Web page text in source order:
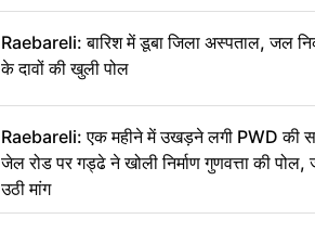
Raebareli: बारिश में डूबा जिला अस्पताल, जल
के दावों की खुली पोल
Raebareli: एक महीने में उखड़ने लगी PWD की
जेल रोड पर गड्ढे ने खोली निर्माण गुणवत्ता की पोल,
उठी मांग